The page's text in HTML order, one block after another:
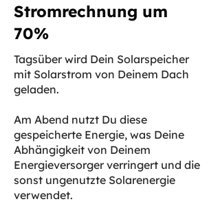
Stromrechnung um
70%
Tagsüber wird Dein Solarspeicher
mit Solarstrom von Deinem Dach
geladen.
Am Abend nutzt Du diese
gespeicherte Energie, was Deine
Abhängigkeit von Deinem
Energieversorger verringert und die
sonst ungenutzte Solarenergie
verwendet.